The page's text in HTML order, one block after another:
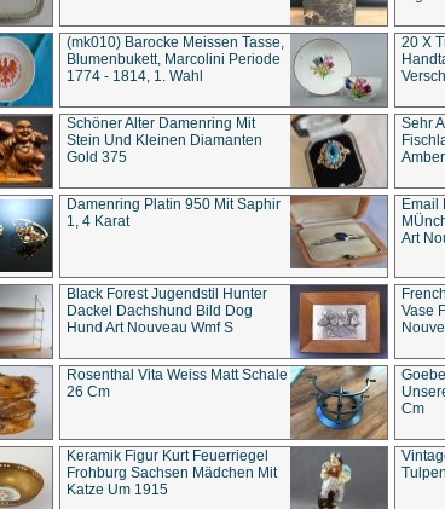
(mk010) Barocke Meissen Tasse,
Blumenbukett, Marcolini Periode
1774 - 1814, 1. Wahl
20 X
Schöner Alter Damenring Mit
Stein Und Kleinen Diamanten
Gold 375
Sehr
Damenring Platin 950 Mit Saphir
1, 4 Karat
Email
Art
Black Forest Jugendstil Hunter
Dackel Dachshund Bild Dog
Hund Art Nouveau Wmf S
Vase
Rosenthal Vita Weiss Matt Schale
26 Cm
Cm
Keramik Figur Kurt Feuerriegel
Frohburg Sachsen Mädchen Mit
Katze Um 1915